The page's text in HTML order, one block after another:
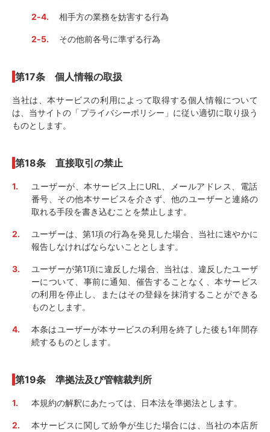
相手方の業務を妨害する行為
その他前各号に準ずる行為
第17条 個人情報の取扱
当社は、本サービスの利用によって取得する個人情報について
は、当サイトの「プライバシーポリシー」に従い適切に取り扱う
ものとします。
第18条 直接取引の禁止
ユーザーが、本サービス上にURL、メールアドレス、電話
番号、その他本サービスを介さず、他のユーザーと連絡の
取れる手段を書き込むことを禁止します。
ユーザーは、第1項の行為を発見した場合、当社に速やかに
報告しなければならないこととします。
ユーザーが第1項に違反した場合、当社は、違反したユーザ
ーについて、事前に通知、催告することなく、本サービス
の利用を停止し、またはその登録を抹消することができる
ものとします。
本条はユーザーが本サービスの利用を終了した後も1年間存
続するものとします。
第19条 準拠法及び管轄裁判所
本規約の解釈にあたっては、日本法を準拠法とします。
本サービスに関して紛争が生じた場合には、当社の本店所